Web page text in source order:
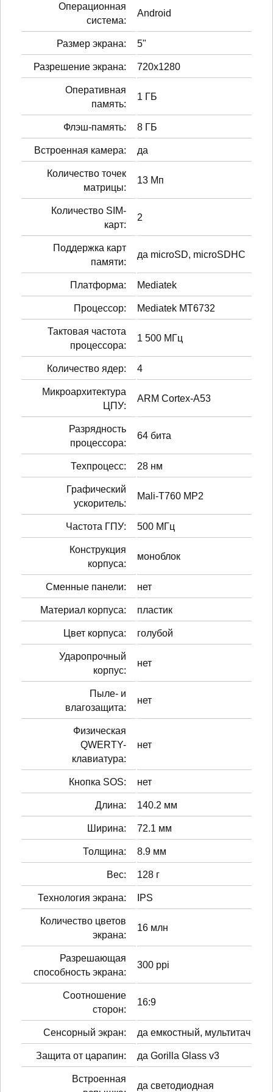
Операционная
система:
Android
Размер экрана: 5"
Разрешение экрана: 720x1280
Оперативная
память:
1 ГБ
Флэш-память: 8 ГБ
Встроенная камера: да
Количество точек
матрицы:
13 Мп
Количество SIM-
карт:
2
Поддержка карт
памяти:
да microSD, microSDHC
Платформа: Mediatek
Процессор: Mediatek MT6732
Тактовая частота
процессора:
1 500 МГц
Количество ядер: 4
Микроархитектура
ЦПУ:
ARM Cortex-A53
Разрядность
процессора:
64 бита
Техпроцесс: 28 нм
Графический
ускоритель:
Mali-T760 MP2
Частота ГПУ: 500 МГц
Конструкция
корпуса:
моноблок
Сменные панели: нет
Материал корпуса: пластик
Цвет корпуса: голубой
Ударопрочный
корпус:
нет
Пыле- и
влагозащита:
нет
Физическая
QWERTY-
клавиатура:
нет
Кнопка SOS: нет
Длина: 140.2 мм
Ширина: 72.1 мм
Толщина: 8.9 мм
Вес: 128 г
Технология экрана: IPS
Количество цветов
экрана:
16 млн
Разрешающая
способность экрана:
300 ppi
Соотношение
сторон:
16:9
Сенсорный экран: да емкостный, мультитач
Защита от царапин: да Gorilla Glass v3
Встроенная
да светодиодная